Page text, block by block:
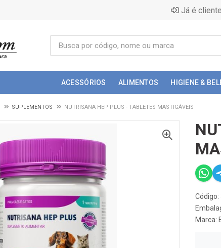
Já é
ACESSÓRIOS ALIMENTOS HIGIENE &
SUPLEMENTOS NUTRISANA HEP PLUS - TABLETES MASTIGÁVEIS
Código:
Marca: